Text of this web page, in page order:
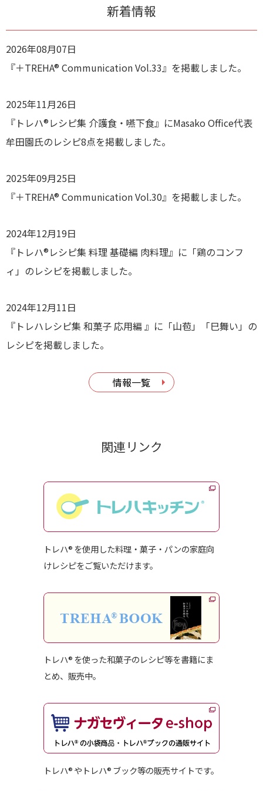
新着情報
2026年08月07日
『＋TREHA® Communication Vol.33』を掲載しました。
2025年11月26日
『トレハ®レシピ集 介護食・嚥下食』にMasako Office代表
牟田園氏のレシピ8点を掲載しました。
2025年09月25日
『＋TREHA® Communication Vol.30』を掲載しました。
2024年12月19日
『トレハ®レシピ集 料理 基礎編 肉料理』に「鶏のコンフ
ィ」のレシピを掲載しました。
2024年12月11日
『トレハレシピ集 和菓子 応用編 』に「山苞」「巳舞い」の
レシピを掲載しました。
情報一覧
関連リンク
トレハ® を使用した料理・菓子・パンの家庭向
けレシピをご覧いただけます。
トレハ® を使った和菓⼦のレシピ等を書籍にま
とめ、販売中。
トレハ® やトレハ® ブック等の販売サイトです。